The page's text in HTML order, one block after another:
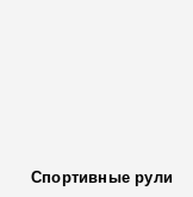
Спортивные рули